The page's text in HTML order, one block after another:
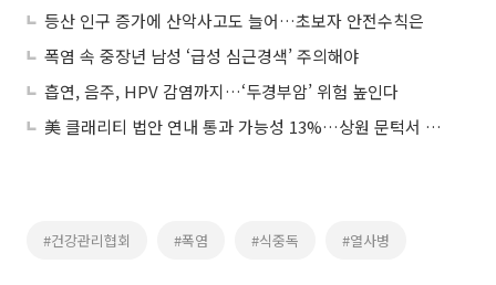
등산 인구 증가에 산악사고도 늘어…초보자 안전수칙은
폭염 속 중장년 남성 ‘급성 심근경색’ 주의해야
흡연, 음주, HPV 감염까지…‘두경부암’ 위험 높인다
美 클래리티 법안 연내 통과 가능성 13%…상원 문턱서 제동
#건강관리협회 #폭염 #식중독 #열사병